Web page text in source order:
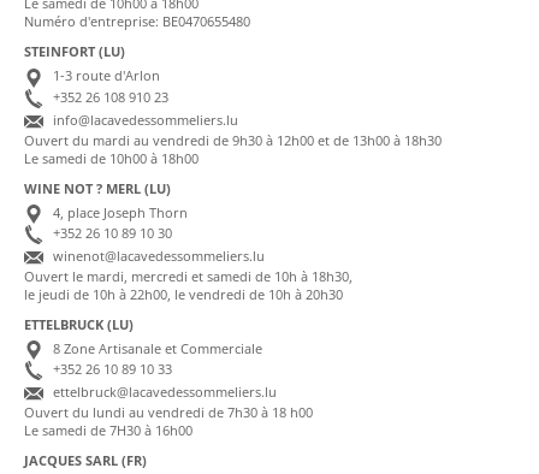
Numéro d'entreprise: BE0470655480
STEINFORT (LU)
1-3 route d'Arlon
+352 26 108 910 23
info@lacavedessommeliers.lu
Ouvert du mardi au vendredi de 9h30 à 12h00 et de 13h00 à 18h30
Le samedi de 10h00 à 18h00
WINE NOT ? MERL (LU)
4, place Joseph Thorn
+352 26 10 89 10 30
winenot@lacavedessommeliers.lu
Ouvert le mardi, mercredi et samedi de 10h à 18h30,
le jeudi de 10h à 22h00, le vendredi de 10h à 20h30
ETTELBRUCK (LU)
8 Zone Artisanale et Commerciale
+352 26 10 89 10 33
ettelbruck@lacavedessommeliers.lu
Ouvert du lundi au vendredi de 7h30 à 18 h00
Le samedi de 7H30 à 16h00
JACQUES SARL (FR)